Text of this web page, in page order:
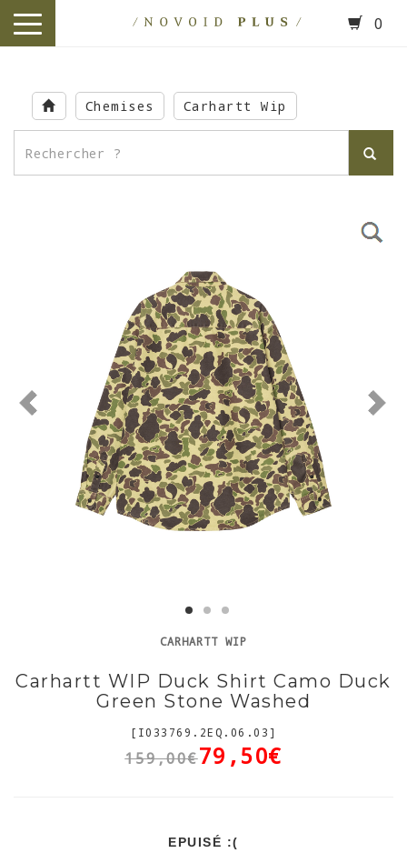
main
content
toggle
0
Chemises Carhartt Wip
CARHARTT WIP
Carhartt WIP Duck Shirt Camo Duck
Green Stone Washed
[I033769.2EQ.06.03]
159,00€79,50€
EPUISÉ :(